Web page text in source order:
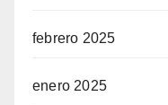
febrero 2025
enero 2025